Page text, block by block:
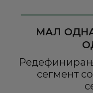
МАЛ
сегмент